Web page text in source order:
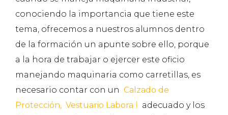
conociendo la importancia que tiene este
tema, ofrecemos a nuestros alumnos dentro
de la formación un apunte sobre ello, porque
a la hora de trabajar o ejercer este oficio
manejando maquinaria como carretillas, es
necesario contar con un Calzado de
Protección, Vestuario Labora
adecuado y los